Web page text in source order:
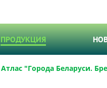
ПРОДУКЦИЯ
Атлас "Города Беларуси.